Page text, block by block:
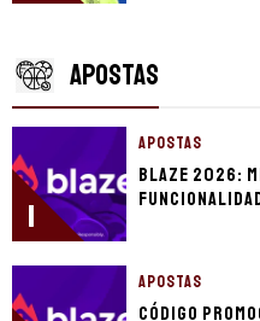
APOSTAS
1
APOSTAS
Blaze 2026:
APOSTAS
Código